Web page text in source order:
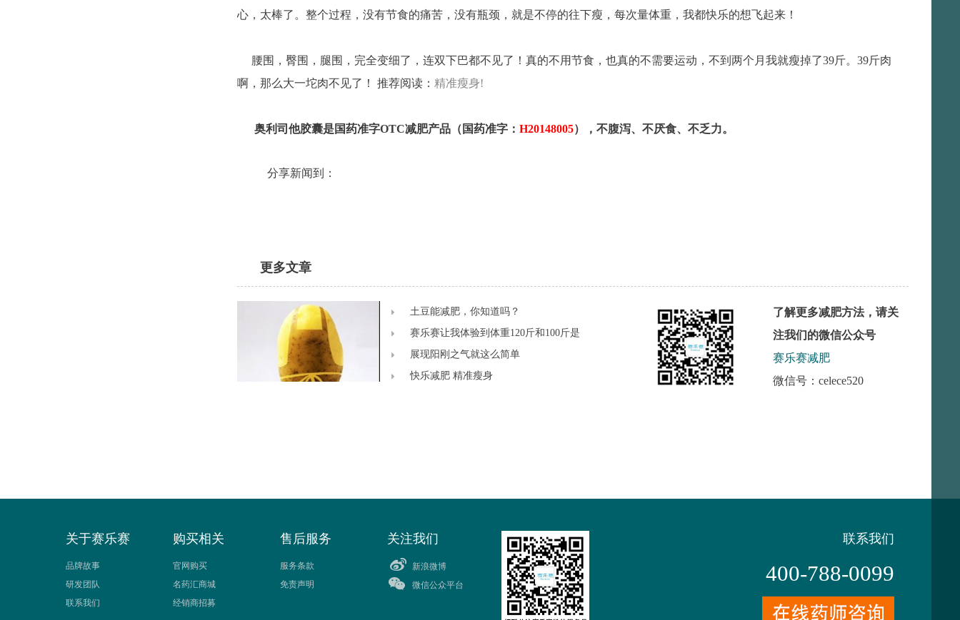
心，太棒了。整个过程，没有节食的痛苦，没有瓶颈，就是不停的往下瘦，每次量体重，我都快乐的想飞起来！
腰围，臀围，腿围，完全变细了，连双下巴都不见了！真的不用节食，也真的不需要运动，不到两个月我就瘦掉了39斤。39斤肉
啊，那么大一坨肉不见了！ 推荐阅读： 精准瘦身!
奥利司他胶囊是国药准字OTC减肥产品（国药准字： H20148005），不腹泻、不厌食、不乏力。
分享新闻到：
更多文章
土豆能减肥，你知道吗？
赛乐赛让我体验到体重120斤和100斤是
展现阳刚之气就这么简单
快乐减肥 精准瘦身
了解更多减肥方法，请关
注我们的微信公众号
赛乐赛减肥
微信号：celece520
关于赛乐赛
品牌故事
研发团队
联系我们
购买相关
官网购买
名药汇商城
经销商招募
售后服务
服务条款
免责声明
关注我们
新浪微博
微信公众平台
联系我们
400-788-0099